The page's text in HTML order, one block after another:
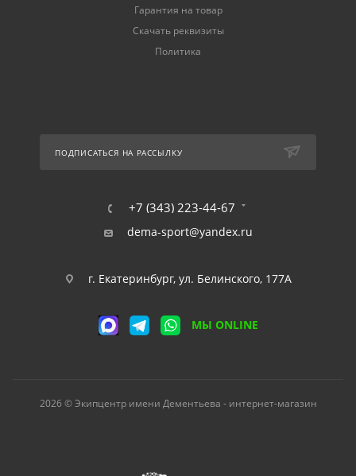
Гарантия на товар
Скачать реквизиты
Политика
ПОДПИСАТЬСЯ НА РАССЫЛКУ
+7 (343) 223-44-67
dema-sport@yandex.ru
г. Екатеринбург, ул. Белинского, 177А
МЫ ONLINE
2026 © Экипцентр имени Дементьева - интернет-магазин